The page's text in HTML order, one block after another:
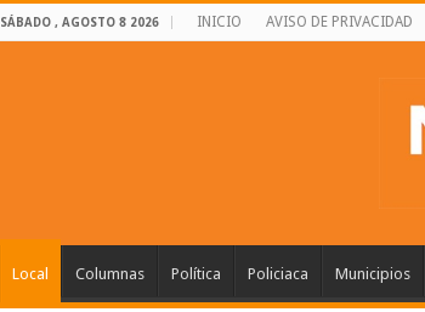
SÁBADO , AGOSTO 8 2026 INICIO AVISO DE PRIVACIDAD
Local Columnas Política Policiaca Municipios